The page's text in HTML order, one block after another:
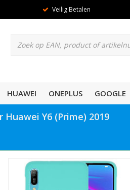
Veilig Betalen
HUAWEI ONEPLUS GOOGLE
Y6 (Prime) 2019